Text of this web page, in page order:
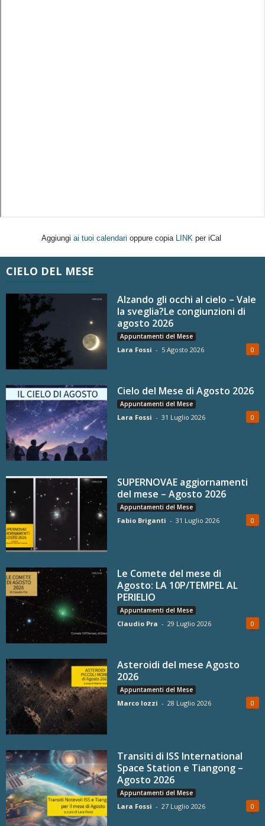
Aggiungi ai tuoi calendari oppure copia LINK per iCal
CIELO DEL MESE
Alzando gli occhi al cielo – Vale
la sveglia?Le congiunzioni di
agosto 2026
Appuntamenti del Mese
Lara Fossi - 5 Agosto 2026 0
Cielo del Mese di Agosto 2026
Appuntamenti del Mese
Lara Fossi - 31 Luglio 2026 0
SUPERNOVAE aggiornamenti
del mese – Agosto 2026
Appuntamenti del Mese
Fabio Briganti - 31 Luglio 2026 0
Le Comete del mese di
Agosto: LA 10P/TEMPEL AL
PERIELIO
Appuntamenti del Mese
Claudio Pra - 29 Luglio 2026 0
Asteroidi del mese Agosto
2026
Appuntamenti del Mese
Marco Iozzi - 28 Luglio 2026 0
Transiti di ISS International
Space Station e Tiangong –
Agosto 2026
Appuntamenti del Mese
Lara Fossi - 27 Luglio 2026 0